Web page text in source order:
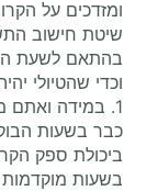
שיטת חישוב
בהתאם לשעת
וכדי שהטיולי יהיה
1. במידה ואתם
כבר בשעות
ביכולת ספק
בשעות